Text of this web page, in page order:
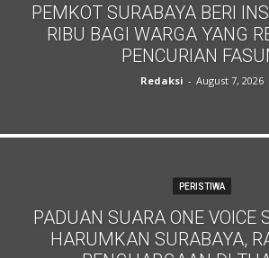
PEMKOT SURABAYA BERI
RIBU BAGI WARGA YANG
PENCURIAN
Redaksi - August 7, 2026
PERISTIWA
PADUAN SUARA ONE VOICE
HARUMKAN SURABAYA,